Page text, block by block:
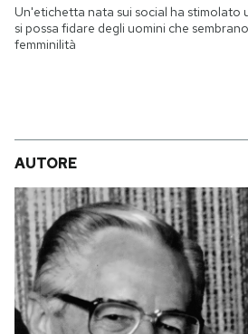
Un'etichetta nata sui social ha stimolato
si possa fidare degli uomini che
femminilità
AUTORE